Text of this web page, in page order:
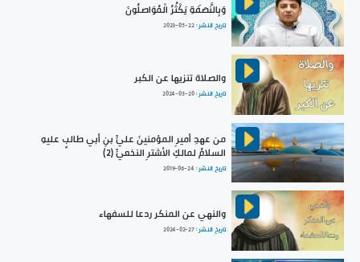
وَبِالنَّصَفَةِ يَكْثُرُ الْمُوَاصلُونَ
تاريخ النشر :2023-05-22
والصلاة تنزيها عن الكبر
تاريخ النشر :2024-03-20
من عهدِ أميرِ المؤمنينَ عليِّ بنِ أبي طالبٍ عليهِ
السلامُ لمالكِ الأشترِ النخعيِّ (2)
تاريخ النشر : 2019-06-24
والنهي عن المنكر ردعا للسفهاء
تاريخ النشر :2024-02-27